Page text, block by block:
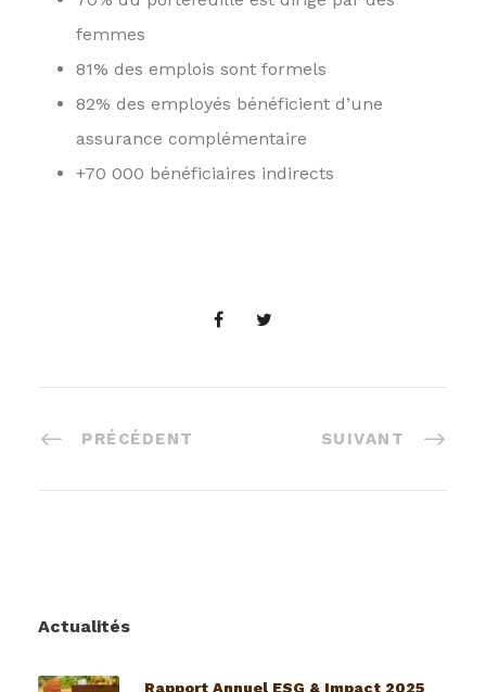
femmes
81% des emplois sont formels
82% des employés bénéficient d’une
assurance complémentaire
+70 000 bénéficiaires indirects
PRÉCÉDENT SUIVANT
Actualités
Rapport Annuel ESG & Impact 2025